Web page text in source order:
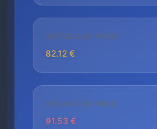
AKTUELLER PREIS
82.12 €
HÖCHSTER PREIS
91.53 €